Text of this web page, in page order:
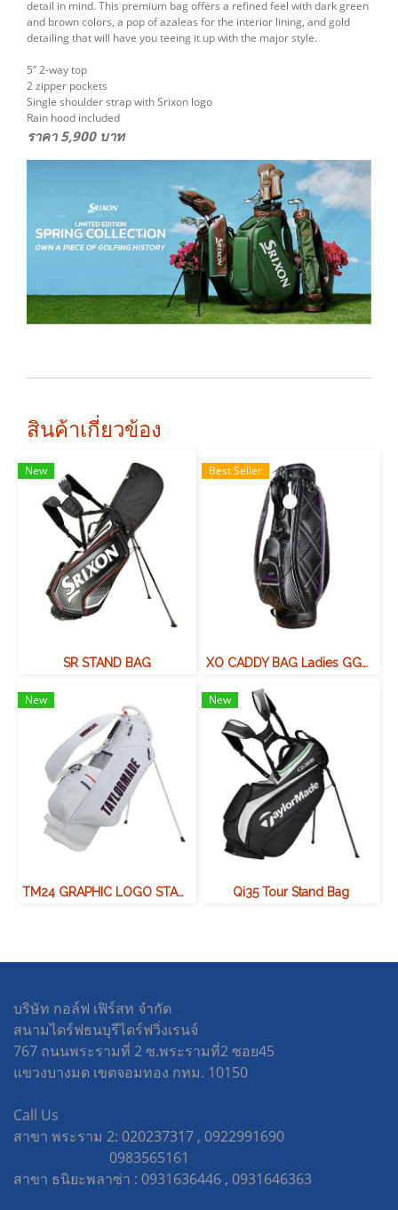
detail in mind. This premium bag offers a refined feel with dark green
and brown colors, a pop of azaleas for the interior lining, and gold
detailing that will have you teeing it up with the major style.
5” 2-way top
2 zipper pockets
Single shoulder strap with Srixon logo
Rain hood included
ราคา 5,900 บาท
สินค้าเกี่ยวข้อง
New
SR STAND BAG
Best Seller
XO CADDY BAG Ladies GGC-X143W
New
TM24 GRAPHIC LOGO STAND BAG
New
Qi35 Tour Stand Bag
บริษัท กอล์ฟ เฟิร์สท จำกัด
สนามไดร์ฟธนบุรีไดร์ฟวิ่งเรนจ์
767 ถนนพระรามที่ 2 ซ.พระรามที่2 ซอย45
แขวงบางมด เขตจอมทอง กทม. 10150
Call Us
สาขา พระราม 2: 020237317 , 0922991690
0983565161
สาขา ธนิยะพลาซ่า : 0931636446 , 0931646363